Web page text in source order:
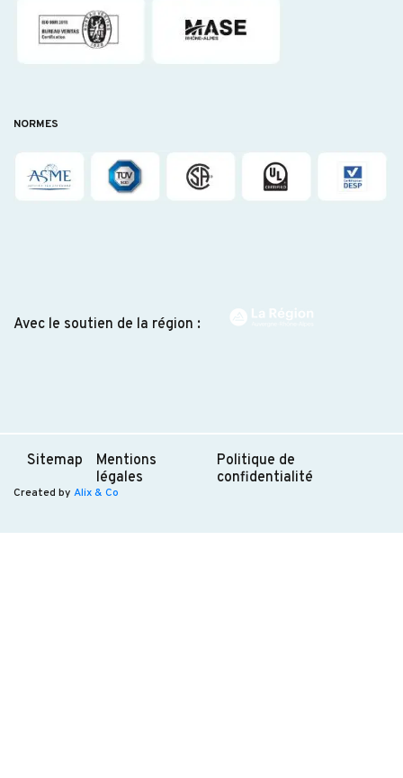
NORMES
Avec le soutien de la région :
Sitemap
Mentions
légales
Politique de
confidentialité
Created by Alix & Co